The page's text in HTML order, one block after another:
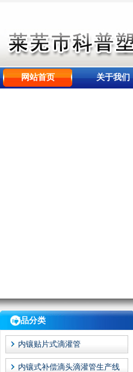
网站首页 关于我们
产品分类
内镶贴片式滴灌管
内镶式补偿滴头滴灌管生产线